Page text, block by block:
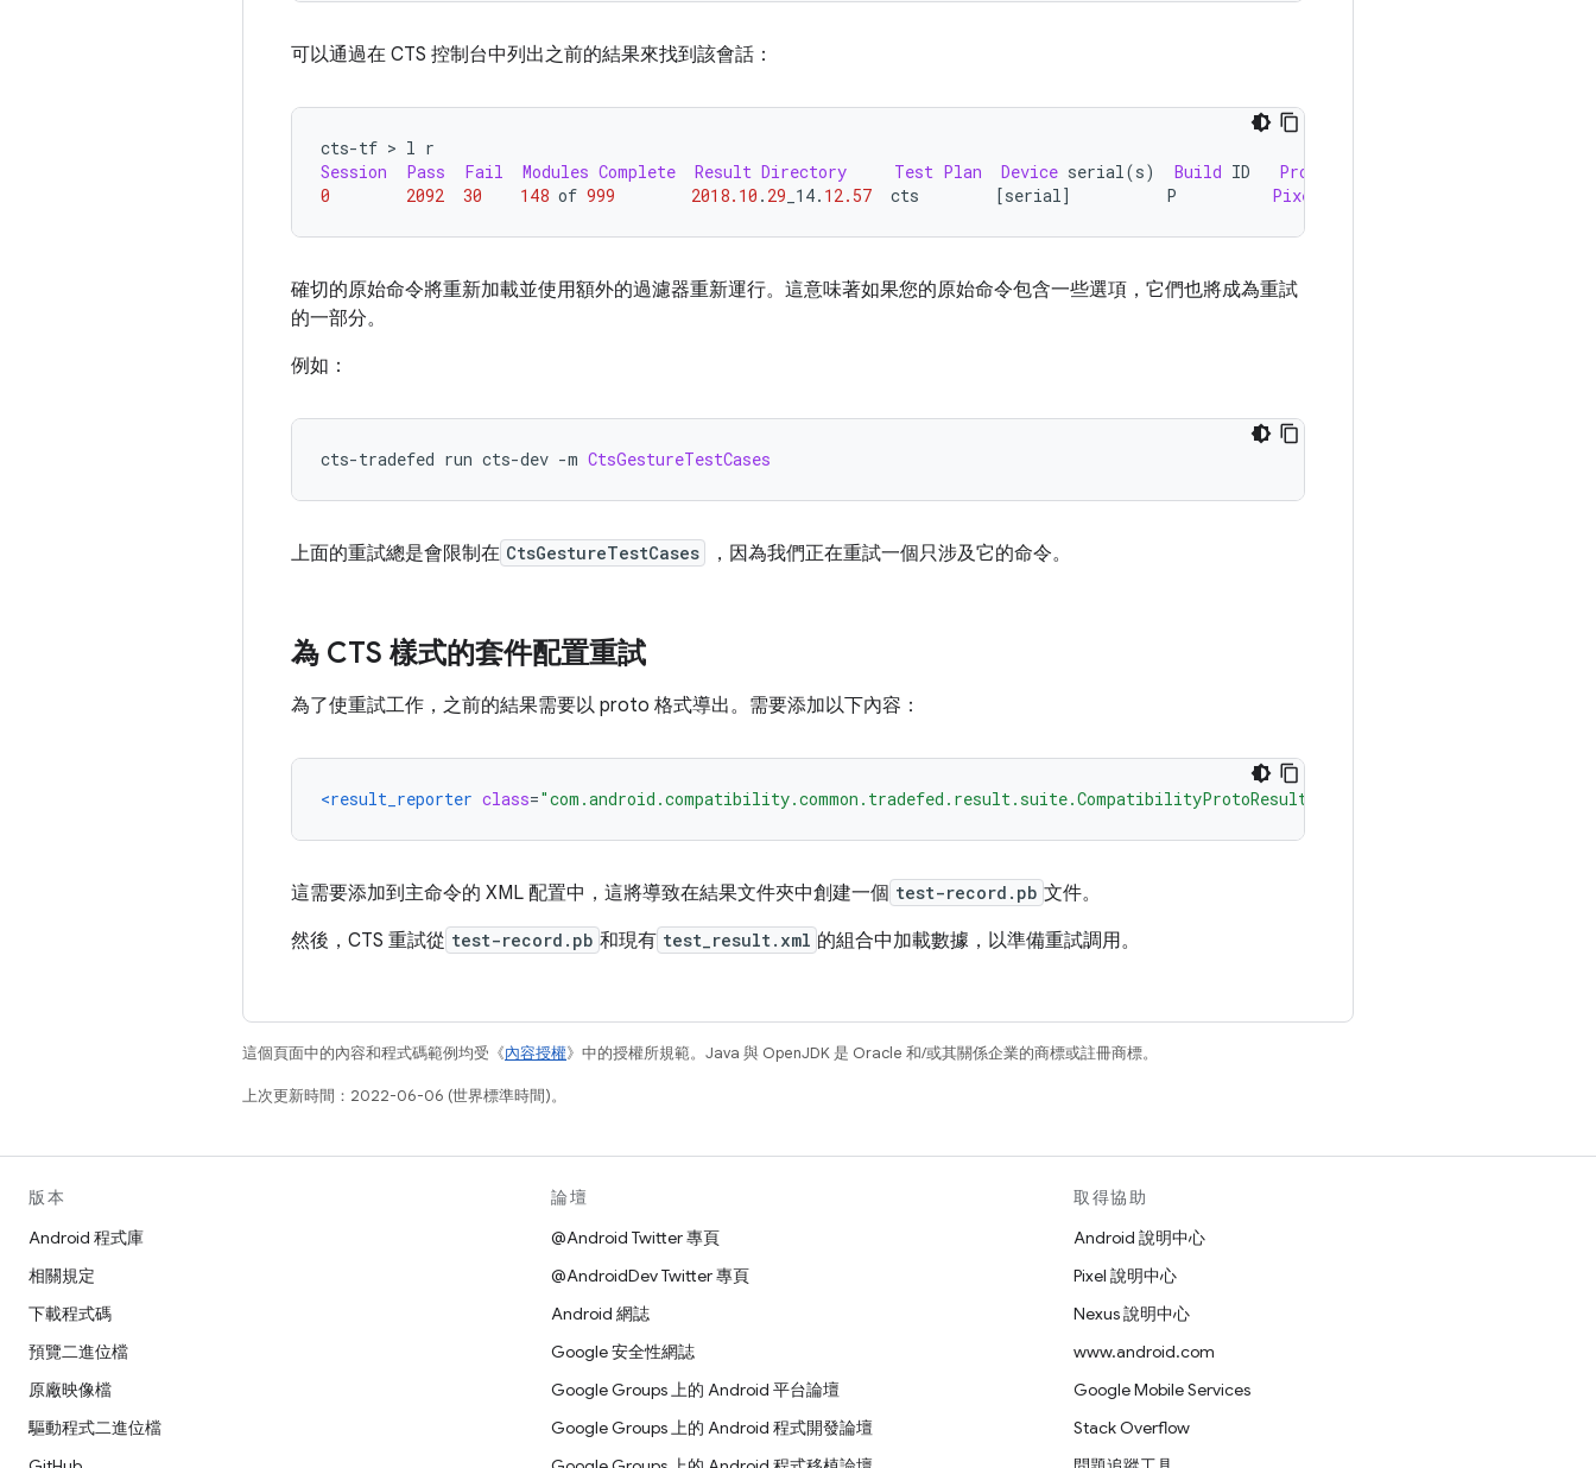
可以通過在 CTS 控制台中列出之前的結果來找到該會話：
cts-tf > l r
Session
Pass Fail Modules Complete Result Directory Test Plan Device serial(s) Build ID Product
0
2092 30 148 of 999 2018.10 . 29 _14. 12.57 cts [serial] P Pixel
確切的原始命令將重新加載並使用額外的過濾器重新運行。這意味著如果您的原始命令包含一些選項，它們也將成為重試
的一部分。
例如：
cts-tradefed run cts-dev -m CtsGestureTestCases
上面的重試總是會限制在 CtsGestureTestCases ，因為我們正在重試一個只涉及它的命令。
為 CTS 樣式的套件配置重試
為了使重試工作，之前的結果需要以 proto 格式導出。需要添加以下內容：
<result_reporter class="com.android.compatibility.common.tradefed.result.suite.CompatibilityProtoResultReporter"
這需要添加到主命令的 XML 配置中，這將導致在結果文件夾中創建一個 test-record.pb 文件。
然後，CTS 重試從 test-record.pb 和現有 test_result.xml 的組合中加載數據，以準備重試調用。
這個頁面中的內容和程式碼範例均受《內容授權》中的授權所規範。Java 與 OpenJDK 是 Oracle 和/或其關係企業的商標或註冊商標。
上次更新時間：2022-06-06 (世界標準時間)。
版本
Android 程式庫
相關規定
下載程式碼
預覽二進位檔
原廠映像檔
驅動程式二進位檔
論壇
@Android Twitter 專頁
@AndroidDev Twitter 專頁
Android 網誌
Google 安全性網誌
Google Groups 上的 Android 平台論壇
Google Groups 上的 Android 程式開發論壇
取得協助
Android 說明中心
Pixel 說明中心
Nexus 說明中心
www.android.com
Google Mobile Services
Stack Overflow